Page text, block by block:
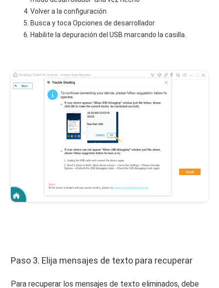
Volver a la configuración
Busca y toca Opciones de desarrollador
Habilite la depuración del USB marcando la casilla.
Paso 3. Elija mensajes de texto para recuperar
Para recuperar los mensajes de texto eliminados, debe